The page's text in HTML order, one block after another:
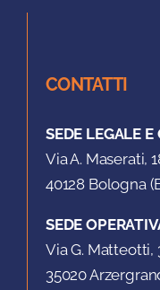
CONTATTI
SEDE LEGALE E
Via A. Maserati,
40128 Bologna
SEDE
Via G. Matteotti,
35020